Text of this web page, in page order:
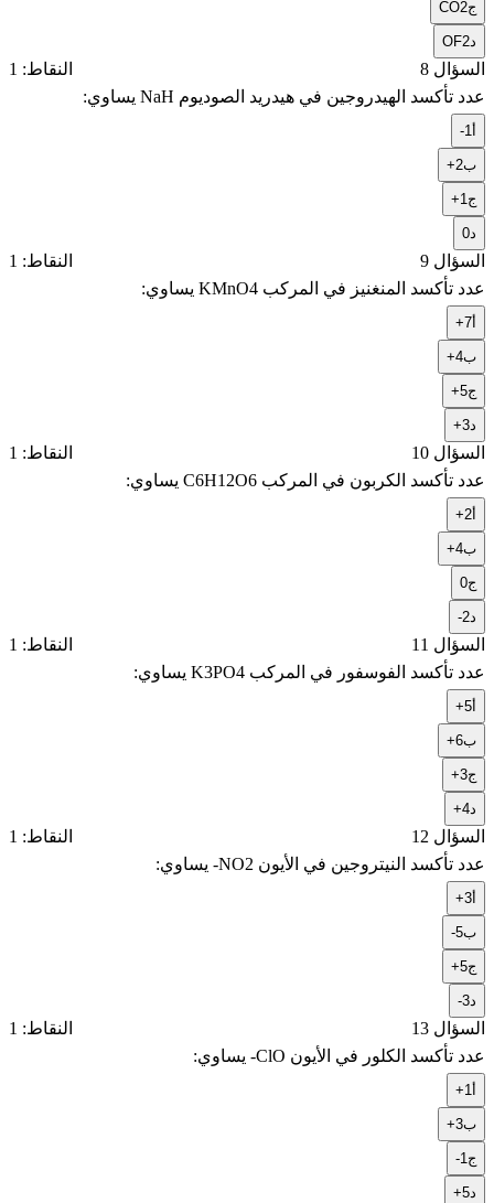
جCO2
OF2
السؤال 8
النقاط: 1
عدد تأكسد الهيدروجين في هيدريد الصوديوم NaH يساوي:
-1
ب+2
ج+1
0
السؤال 9
النقاط: 1
عدد تأكسد المنغنيز في المركب KMnO4 يساوي:
+7
ب+4
ج+5
+3
السؤال 10
النقاط: 1
عدد تأكسد الكربون في المركب C6H12O6 يساوي:
+2
ب+4
ج0
-2
السؤال 11
النقاط: 1
عدد تأكسد الفوسفور في المركب K3PO4 يساوي:
+5
ب+6
ج+3
+4
السؤال 12
النقاط: 1
عدد تأكسد النيتروجين في الأيون NO2- يساوي:
+3
ب-5
ج+5
-3
السؤال 13
النقاط: 1
عدد تأكسد الكلور في الأيون ClO- يساوي:
+1
ب+3
ج-1
+5